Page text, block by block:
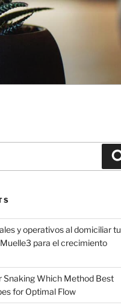
y operativos al domiciliar tu
para el crecimiento
Snaking Which Method Best
for Optimal Flow